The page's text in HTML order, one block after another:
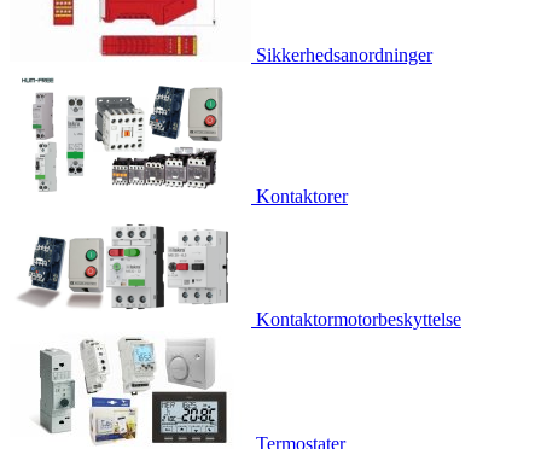
Sikkerhedsanordninger
Kontaktorer
Kontaktormotorbeskyttelse
Termostater